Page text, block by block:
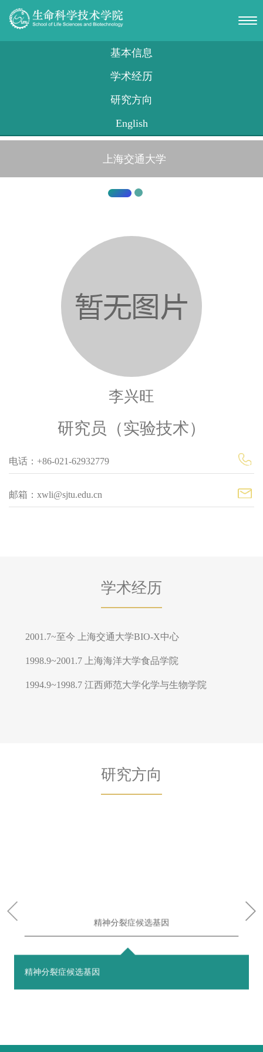
上海交通大学
李兴旺
研究员（实验技术）
电话：+86-021-62932779
邮箱：xwli@sjtu.edu.cn
学术经历
2001.7~至今 上海交通大学BIO-X中心
1998.9~2001.7 上海海洋大学食品学院
1994.9~1998.7 江西师范大学化学与生物学院
研究方向
精神分裂症候选基因
精神分裂症候选基因